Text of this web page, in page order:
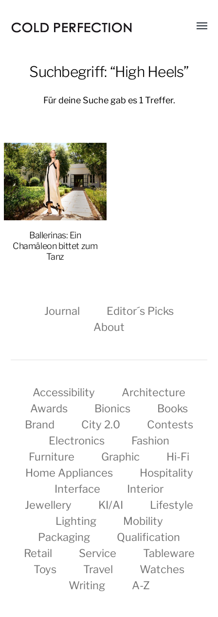
Menü
Suchbegriff: “High Heels”
Für deine Suche gab es 1 Treffer.
Ballerinas: Ein
Chamäleon bittet zum
Tanz
Journal
Editor´s Picks
About
Accessibility
Architecture
Awards
Bionics
Books
Brand
City 2.0
Contests
Electronics
Fashion
Furniture
Graphic
Hi-Fi
Home Appliances
Hospitality
Interface
Interior
Jewellery
KI/AI
Lifestyle
Lighting
Mobility
Packaging
Qualification
Retail
Service
Tableware
Toys
Travel
Watches
Writing
A-Z